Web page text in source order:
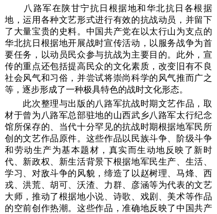
八路军在陕甘宁抗日根据地和华北抗日各根据
地，运用各种文艺形式进行有效的抗战动员，并留下
了大量宝贵的史料。中国共产党在以太行山为支点的
华北抗日根据地开展战时宣传活动，以服务战争为首
要任务，以动员民众参与抗战为主要目的。此外，宣
传的重点还包括提高民众的文化素质，改变旧有不良
社会风气和习俗，并尝试将崇尚科学的风气推而广之
等，逐步形成了一种极具特色的战时文化形态。
此次整理与出版的八路军抗战时期文艺作品，取
材于曾为八路军总部驻地的山西武乡八路军太行纪念
馆所保存的、当代十分罕见的抗战时期根据地军民所
创的文艺作品原件。这些作品以民族斗争、阶级斗争
和劳动生产为基本题材，真实而生动地反映了新时
代、新政权、新生活背景下根据地军民生产、生活、
学习、对敌斗争的风貌，缔造了以赵树理、马烽、西
戎、洪荒、胡可、沃渣、力群、彦涵等为代表的文艺
大师，推动了根据地小说、诗歌、戏剧、美术等作品
的空前创作热潮。这些作品，准确地反映了中国共产